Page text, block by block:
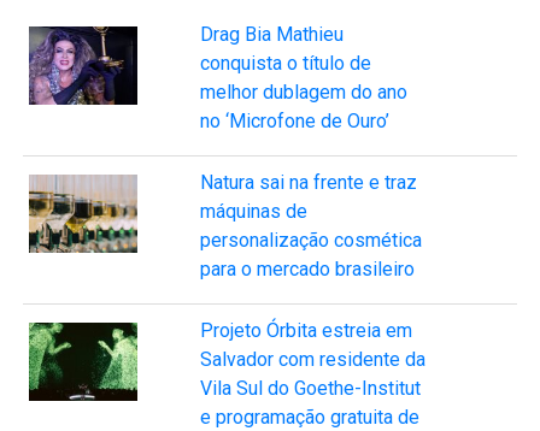
Drag Bia Mathieu
conquista o título de
melhor dublagem do ano
no ‘Microfone de Ouro’
Natura sai na frente e traz
máquinas de
personalização cosmética
para o mercado brasileiro
Projeto Órbita estreia em
Salvador com residente da
Vila Sul do Goethe-Institut
e programação gratuita de